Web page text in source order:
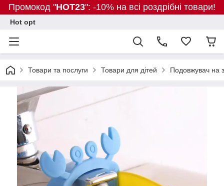
Промокод "HOT23": -10% на всі роздрібні товари!
Hot opt
Товари та послуги Товари для дітей Подовжувач на